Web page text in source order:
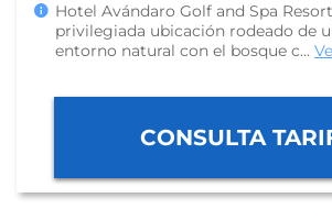
Hotel Avándaro Golf and Spa
privilegiada ubicación rodeado de
entorno natural con el bosque c...
CONSULTA